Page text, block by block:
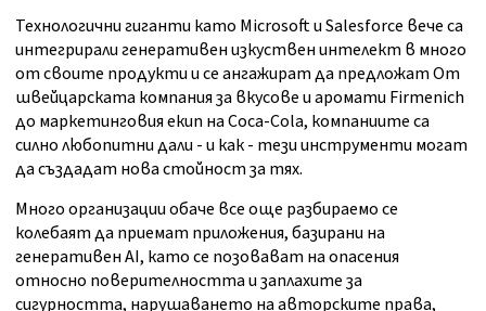
Технологични гиганти като Microsoft и Salesforce вече са
интегрирали генеративен изкуствен интелект в много
от своите продукти и се ангажират да предложат От
швейцарската компания за вкусове и аромати Firmenich
до маркетинговия екип на Coca-Cola, компаниите са
силно любопитни дали - и как - тези инструменти могат
да създадат нова стойност за тях.
Много организации обаче все още разбираемо се
колебаят да приемат приложения, базирани на
генеративен AI, като се позовават на опасения
относно поверителността и заплахите за
сигурността, нарушаването на авторските права,